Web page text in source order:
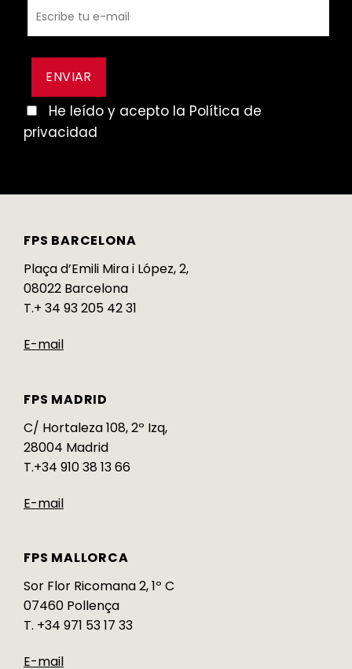
He leído y acepto la Política de
privacidad
FPS BARCELONA
Plaça d’Emili Mira i López, 2,
08022 Barcelona
T.+ 34 93 205 42 31
E-mail
FPS MADRID
C/ Hortaleza 108, 2º Izq,
28004 Madrid
T.+34 910 38 13 66
E-mail
FPS MALLORCA
Sor Flor Ricomana 2, 1º C
07460 Pollença
T. +34 971 53 17 33
E-mail